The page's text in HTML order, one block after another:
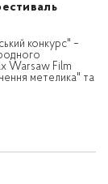
конкурс" –
Warsaw Film
метелика" та